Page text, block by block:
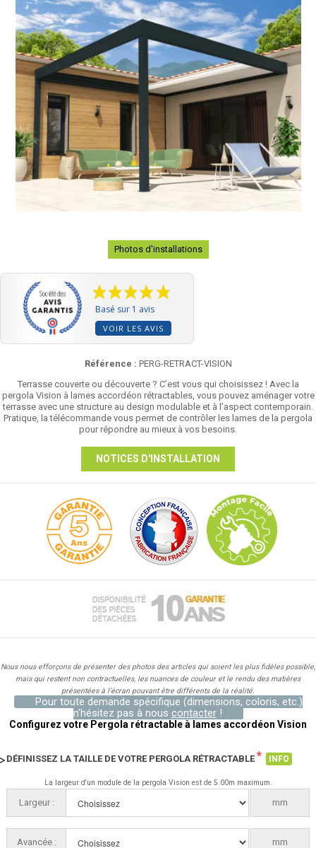
Photos d'installations
Basé sur 1 avis
VOIR LES AVIS
Référence : PERG-RETRACT-VISION
Terrasse couverte ou découverte ? C’est vous qui choisissez ! Avec la
pergola Vision à lames accordéon rétractables, vous pouvez aménager votre
terrasse avec une structure au design modulable et à l’aspect contemporain.
Pratique, la télécommande vous permet de contrôler les lames de la pergola
pour répondre au mieux à vos besoins.
NOTICES D'INSTALLATION
Nous nous efforçons de présenter des photos des articles qui soient les plus fidèles possible,
mais qui restent non contractuelles, les nuances de couleur et le rendu des matières
présentées à l’écran pouvant être différents de la réalité.
Pour toute demande spécifique (dimensions, coloris, etc.)
n'hésitez pas à nous contacter!
Configurez votre Pergola rétractable à lames accordéon Vision
DÉFINISSEZ LA TAILLE DE VOTRE PERGOLA RÉTRACTABLE* INFO
La largeur d'un module de la pergola Vision est de 5.00m maximum.
Largeur : mm
Avancée : mm